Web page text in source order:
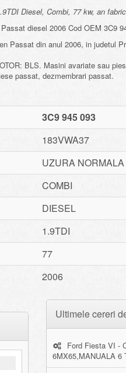
Diesel, Combi, 77 kw, an
diesel 2006 Cod OEM 3C9
Passat din anul 2006, in judetul
BLS. Masini avariate sau
passat, dezmembrari passat.
3C9 945 093
183VWA37
UZURA NORMALA
COMBI
DIESEL
1.9TDI
77
2006
Ultimele cereri
Ford Fiesta VI -
6MX65,MANUALA 6